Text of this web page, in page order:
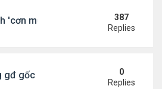
'cơn mưa' lời khen BTS
387
Replies
gđ gốc Việt thiệt mạng vì tai nạn xe
0
Replies